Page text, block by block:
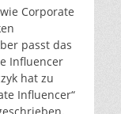
Corporate
passt das
Influencer
hat zu
Influencer“